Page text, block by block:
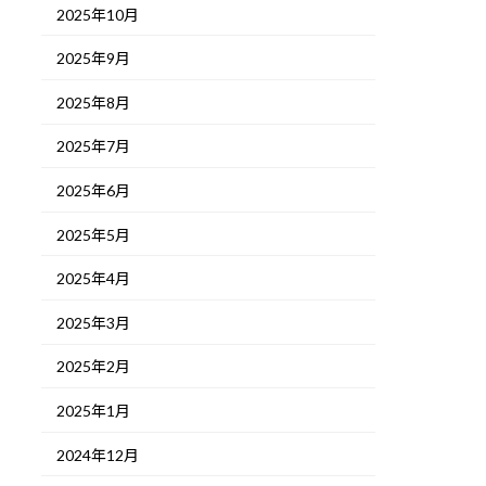
2025年10月
2025年9月
2025年8月
2025年7月
2025年6月
2025年5月
2025年4月
2025年3月
2025年2月
2025年1月
2024年12月